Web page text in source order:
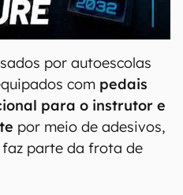
por autoescolas
com pedais
para o instrutor e
por meio de adesivos,
faz parte da frota de